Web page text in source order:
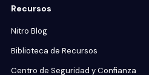
Recursos
Nitro Blog
Biblioteca de Recursos
Centro de Seguridad y Confianza